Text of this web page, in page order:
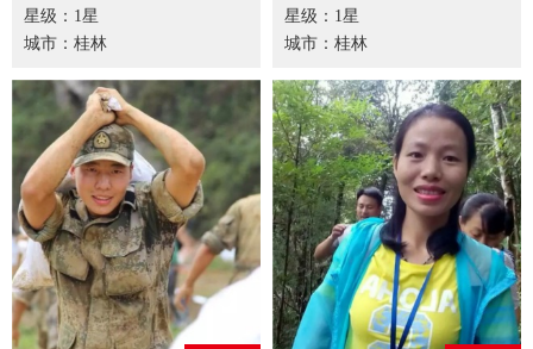
星级：1星
城市：桂林
星级：1星
城市：桂林